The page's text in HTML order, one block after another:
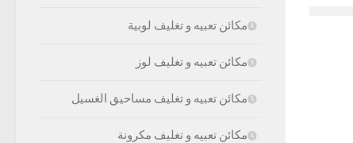
مكائن تعبيه و تغليف لوبية
مكائن تعبيه و تغليف لوز
مكائن تعبيه و تغليف مساحيق الغسيل
مكائن تعبيه و تغليف مكرونة